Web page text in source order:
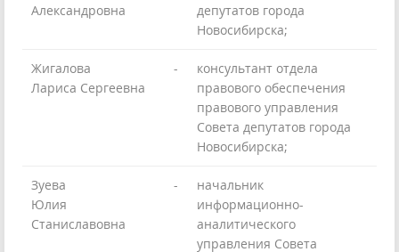
Александровна
депутатов города
Новосибирска;
Жигалова
Лариса Сергеевна
-
консультант отдела
правового обеспечения
правового управления
Совета депутатов города
Новосибирска;
Зуева
Юлия
Станиславовна
-
начальник
информационно-
аналитического
управления Совета